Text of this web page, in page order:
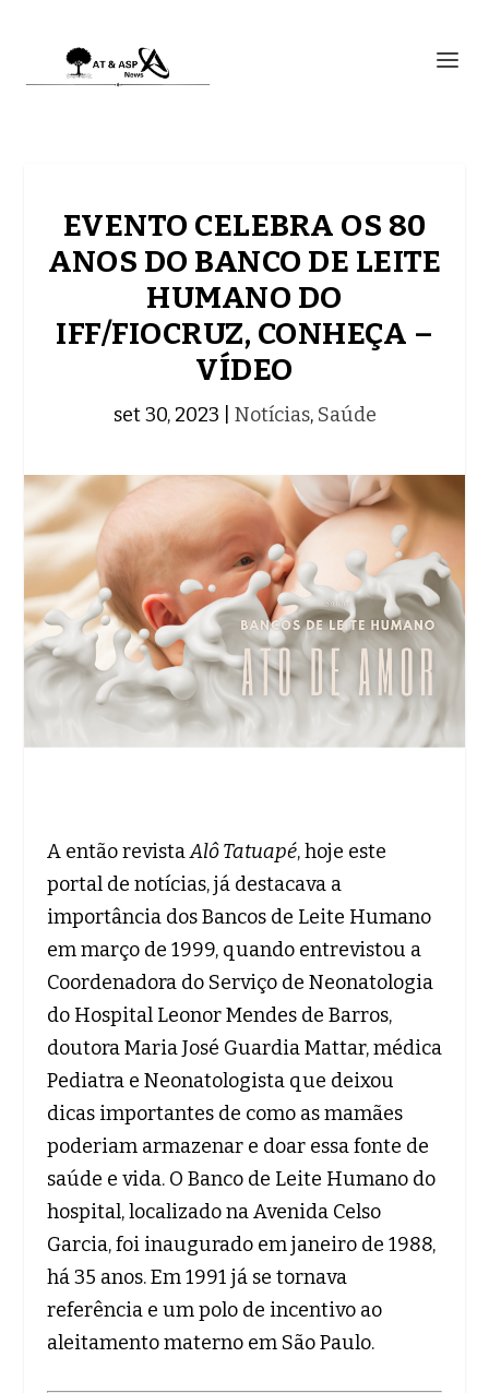
EVENTO CELEBRA OS 80
ANOS DO BANCO DE LEITE
HUMANO DO
IFF/FIOCRUZ, CONHEÇA –
VÍDEO
set 30, 2023 Notícias, Saúde
A então revistaAlô Tatuapé, hoje este
portal de notícias, já destacava a
importância dos Bancos de Leite Humano
em março de 1999, quando entrevistou a
Coordenadora do Serviço de Neonatologia
do Hospital Leonor Mendes de Barros,
doutora Maria José Guardia Mattar, médica
Pediatra e Neonatologista que deixou
dicas importantes de como as mamães
poderiam armazenar e doar essa fonte de
saúde e vida. O Banco de Leite Humano do
hospital, localizado na Avenida Celso
Garcia, foi inaugurado em janeiro de 1988,
há 35 anos. Em 1991 já se tornava
referência e um polo de incentivo ao
aleitamento materno em São Paulo.